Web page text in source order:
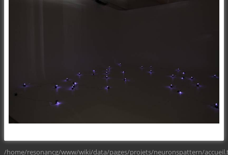
/home/resonancg/www/wiki/data/pages/projets/neuronspattern/